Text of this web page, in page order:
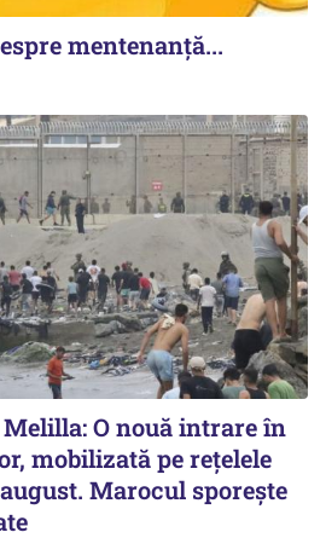
mentenanță...
O nouă intrare în
mobilizată pe rețelele
Marocul sporește